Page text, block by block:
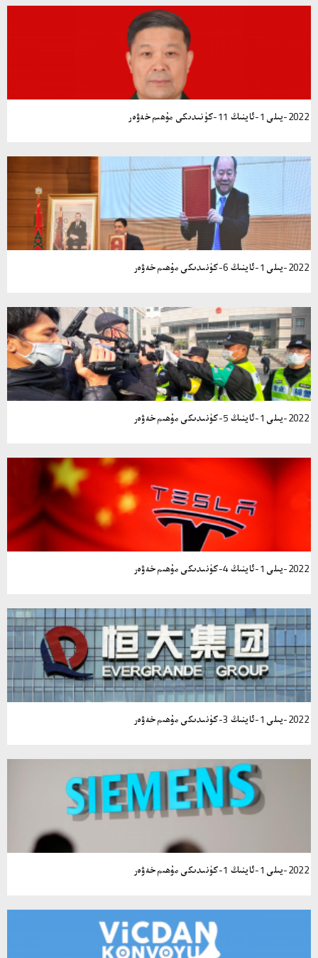
2022-يىلى 1-ئاينىڭ 11-كۈنىدىكى مۇھىم خەۋەر
2022-يىلى 1-ئاينىڭ 6-كۈنىدىكى مۇھىم خەۋەر
2022-يىلى 1-ئاينىڭ 5-كۈنىدىكى مۇھىم خەۋەر
2022-يىلى 1-ئاينىڭ 4-كۈنىدىكى مۇھىم خەۋەر
2022-يىلى 1-ئاينىڭ 3-كۈنىدىكى مۇھىم خەۋەر
2022-يىلى 1-ئاينىڭ 1-كۈنىدىكى مۇھىم خەۋەر